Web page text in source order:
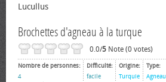
Lucullus
Brochettes d'agneau à la turque
0.0/5 Note (0 votes)
Nombre de personnes:
4
Difficulté:
facile
Origine:
Turquie
Type:
Agneau